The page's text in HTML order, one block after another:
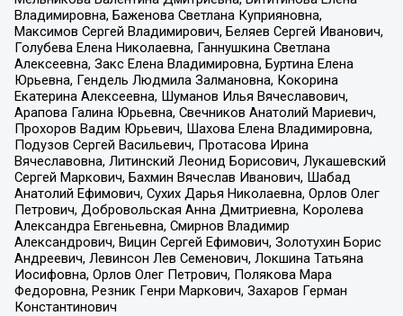
Владимировна, Баженова Светлана Куприяновна,
Максимов Сергей Владимирович, Беляев Сергей Иванович,
Голубева Елена Николаевна, Ганнушкина Светлана
Алексеевна, Закс Елена Владимировна, Буртина Елена
Юрьевна, Гендель Людмила Залмановна, Кокорина
Екатерина Алексеевна, Шуманов Илья Вячеславович,
Арапова Галина Юрьевна, Свечников Анатолий Мариевич,
Прохоров Вадим Юрьевич, Шахова Елена Владимировна,
Подузов Сергей Васильевич, Протасова Ирина
Вячеславовна, Литинский Леонид Борисович, Лукашевский
Сергей Маркович, Бахмин Вячеслав Иванович, Шабад
Анатолий Ефимович, Сухих Дарья Николаевна, Орлов Олег
Петрович, Добровольская Анна Дмитриевна, Королева
Александра Евгеньевна, Смирнов Владимир
Александрович, Вицин Сергей Ефимович, Золотухин Борис
Андреевич, Левинсон Лев Семенович, Локшина Татьяна
Иосифовна, Орлов Олег Петрович, Полякова Мара
Федоровна, Резник Генри Маркович, Захаров Герман
Константинович